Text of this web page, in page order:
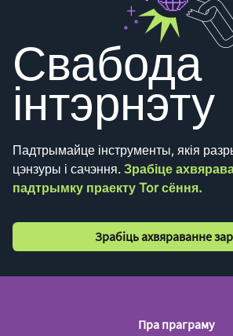
Свабода
інтэрнэту
Падтрымайце інструменты, якія
цэнзуры і сачэння. Зрабіце
падтрымку праекту Tor сёння.
Зрабіць ахвяраванне
Пра праграму